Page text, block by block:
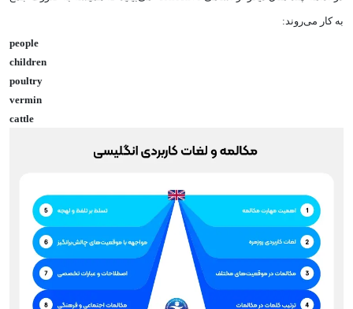
به کار می‌روند:
people
children
poultry
vermin
cattle